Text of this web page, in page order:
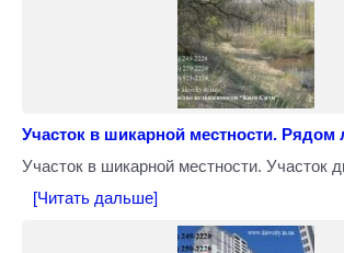
Участок в шикарной местности. Рядом
Участок в шикарной местности. Участок
[Читать дальше]